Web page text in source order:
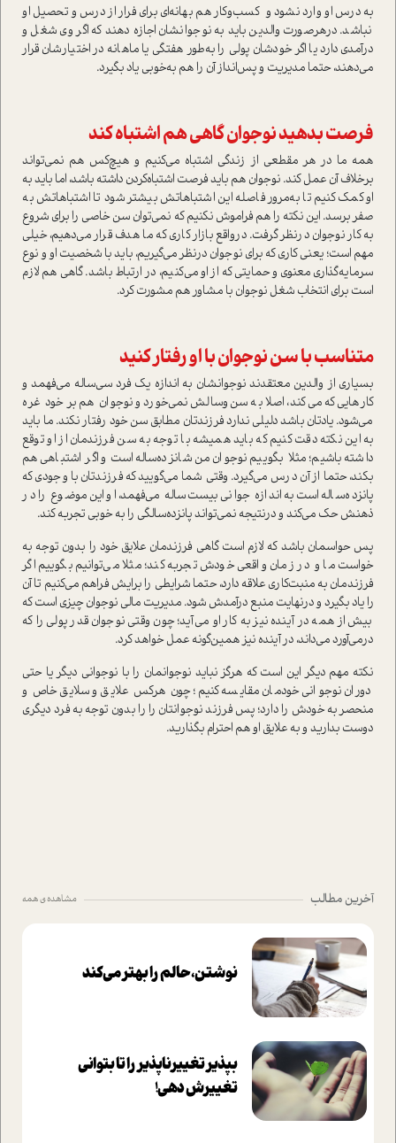
به درس او وارد نشود و كسب‌وكار هم بهانه‌اي براي فرار از درس و تحصيل او
نباشد. درهرصورت‌ والدين بايد به نوجوانشان اجازه دهند كه اگر وی شغل و
در‌آمدي دارد يا اگر خودشان پولي‌ را به‌طور هفتگي يا ماهانه در اختيارشان قرار
می‌دهند، حتما مديريت و پس‌انداز آن را هم به‌خوبی یاد بگیرد‌.
فرصت بدهيد نوجوان گاهي هم اشتباه كند
همه ما در هر مقطعی از زندگی اشتباه می‌كنيم و هيچ‌كس هم نمی‌تواند
برخلاف آن عمل كند. نوجوان هم بايد فرصت اشتباه‌كردن داشته باشد، اما بايد به
او كمك کنیم تا به‌مرور فاصله اين اشتباهاتش بيشتر شود ‌تا اشتباهاتش به
صفر برسد‌. این نکته را هم فراموش نکنیم که نمی‌توان سن خاصي را براي شروع
به كار نوجوا‌ن درنظر گرفت. در‌واقع بازار كاري كه ما هدف قرار می‌دهيم، خيلي
مهم است؛ یعنی كاري كه براي‌ نوجوان درنظر‌ می‌گيريم، باید با شخصيت او و نوع‌
سرمايه‌گذاري معنوي و حمايتي كه از او می‌كنيم، در ارتباط باشد. گاهي هم لازم
است براي انتخاب شغل‌ نوجوان با‌ مشاور‌ هم مشورت كرد‌.
متناسب با سن نوجوان با او رفتار كنيد
بسياري از والدين‌ معتقدند نوجوانشان به اندازه يك‌ فرد‌ سي‌ساله می‌فهمد و
كارهايي كه می‌كند، اصلا به سن‌وسالش نمی‌خورد و نوجوان‌ هم بر خود غره
‌می‌شود‌. یادتان باشد دليلي ندارد فرزندتان مطابق سن خود‌ رفتار نكند. ما بايد‌
به این نکته دقت کنیم که باید همیشه با توجه‌ به سن فرزندمان‌ از او توقع
داشته باشيم‌‌؛ مثلا بگوييم نوجوان من شانزده‌ساله است و اگر اشتباهي هم
بكند، حتما از آن درس می‌گيرد. وقتي شما می‌گوييد که فرزندتان با وجودی که
پانزده‌ساله است به اندازه جوانی بیست‌ساله می‌فهمد، او این موضوع را در
ذهنش حک می‌کند و درنتیجه نمی‌تواند پانزده‌سالگي را به خوبي تجربه كند‌.
پس حواسمان باشد که لازم است گاهی فرزندمان علايق خود را بدون توجه به
خواست ما و در زمان واقعي خودش تجربه كند؛ مثلا می‌توانيم بگوييم اگر‌
فرزندمان به منبت‌كاري علاقه دارد، حتما شرايطي را برايش فراهم می‌كنیم تا آن
را یاد بگیرد و درنهایت منبع درآمدش شود. مديريت مالي نوجوان چيزي است كه
بيش از همه در آينده نيز به كار او می‌آيد؛ چون وقتي نوجوان قدر پولي را كه
درمی‌آورد می‌داند، در آينده نيز ‌همين‌گونه عمل خواهد کرد.
نكته مهم ديگر اين است كه هرگز نباید نوجوانمان را با نوجواني ديگر يا حتی
دوران نوجواني خودمان مقايسه كنيم‌؛ چون هرکس علایق و سلایق خاص و
منحصر به خودش را دارد؛ پس فرزند نوجوانتان را را بدون توجه به فرد ديگري
دوست بداريد و به علايق او هم احترام بگذاريد.
آخرین مطالب مشاهده ی همه
نوشتن، حالم را بهتر می‌کند
بپذير تغييرناپذير را تا بتواني
تغييرش دهي!‏